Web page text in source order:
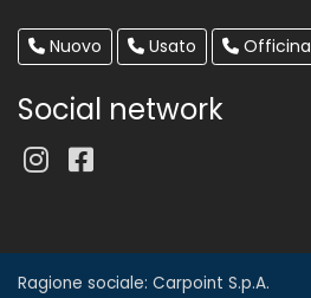
Nuovo Usato Officina
Social network
Ragione sociale: Carpoint S.p.A.